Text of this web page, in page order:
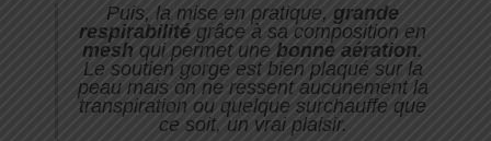
Puis, la mise en pratique, grande
respirabilité grâce à sa composition en
mesh qui permet une bonne aération.
Le soutien gorge est bien plaqué sur la
peau mais on ne ressent aucunement la
transpiration ou quelque surchauffe que
ce soit, un vrai plaisir.